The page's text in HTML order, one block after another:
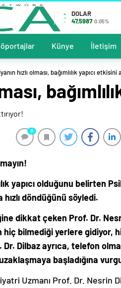
DOLAR
47,5987 0.05%
Künye İletişim
hızlı olması, bağımlılık yapıcı etkisini
0
yapıcı olduğunu belirten
döndüğünü söyledi.
dikkat çeken Prof. Dr.
bilmediği yerlere gidiyor,
Dilbaz ayrıca, telefon
başladığına
Uzmanı Prof. Dr. Nesrin